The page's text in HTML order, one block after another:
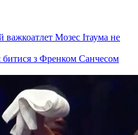
битися з Френком Санчесом